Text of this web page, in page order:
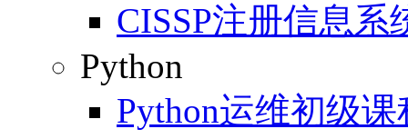
CISSP注册信息
Python
Python运维初级课